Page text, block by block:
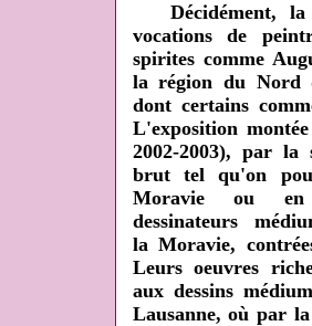
Décidément, la
vocations de
spirites comme
la région du Nord
dont certains
L'exposition
2002-2003), par
brut tel qu'on
Moravie ou
dessinateurs
la Moravie,
Leurs oeuvres
aux dessins
Lausanne, où par